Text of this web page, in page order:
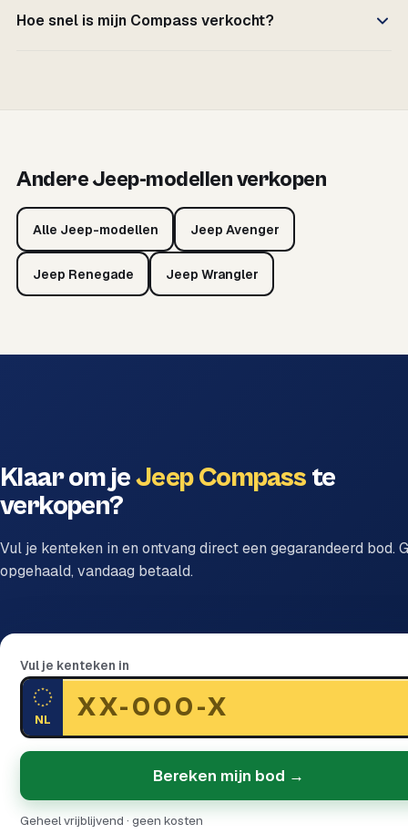
Hoe snel is mijn Compass verkocht?
Andere Jeep-modellen verkopen
Alle Jeep-modellen Jeep Avenger
Jeep Renegade Jeep Wrangler
Klaar om jeJeep Compass te
verkopen?
Vul je kenteken in en ontvang direct een gegarandeerd bod.
opgehaald, vandaag betaald.
Vul je kenteken in
NL
Bereken mijn bod →
Geheel vrijblijvend · geen kosten